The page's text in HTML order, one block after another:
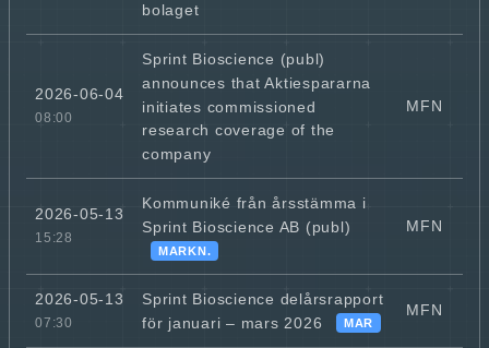
bolaget
2026-06-04
08:00
Sprint Bioscience (publ)
announces that Aktiespararna
initiates commissioned
research coverage of the
company
MFN
2026-05-13
15:28
Kommuniké från årsstämma i
Sprint Bioscience AB (publ)
MARKN.
MFN
2026-05-13
07:30
Sprint Bioscience delårsrapport
för januari – mars 2026
MAR
MFN